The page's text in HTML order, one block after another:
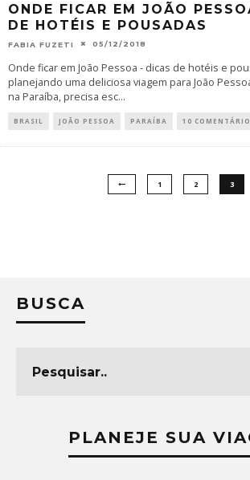
ONDE FICAR EM JOÃO
DE HOTÉIS E POUSADAS
FABIA FUZETI 05/12/2018
Onde ficar em João Pessoa - dicas de hotéis e
planejando uma deliciosa viagem para João
na Paraíba, precisa esc...
BRASIL JOÃO PESSOA PARAÍBA 10
1 2 3
BUSCA
PLANEJE SUA